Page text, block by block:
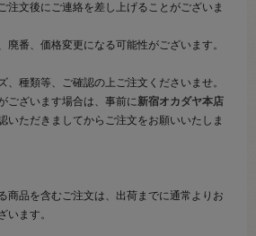
注文後にご連絡を差し上げることがございま
廃番、価格変更になる可能性がございます。
、種類等、ご確認の上ご注文くださいませ。
ございます場合は、事前に新宿オカダヤ本店
いただきましてからご注文をお願いいたしま
商品を含むご注文は、出荷までに通常よりお
います。